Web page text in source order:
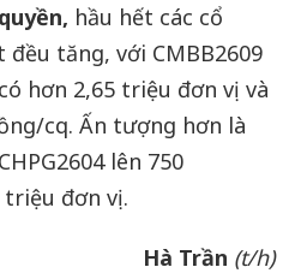
hầu hết các cổ
tăng, với CMBB2609
hơn 2,65 triệu đơn vị và
cq. Ấn tượng hơn là
lên 750
đơn vị.
Hà Trần (t/h)